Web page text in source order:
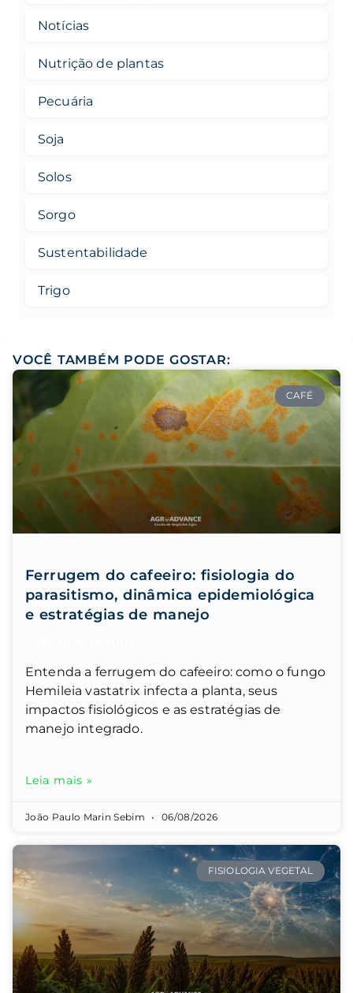
Notícias
Nutrição de plantas
Pecuária
Soja
Solos
Sorgo
Sustentabilidade
Trigo
VOCÊ TAMBÉM PODE GOSTAR:
CAFÉ
Ferrugem do cafeeiro: fisiologia do
parasitismo, dinâmica epidemiológica
e estratégias de manejo
Entenda a ferrugem do cafeeiro: como o fungo
Hemileia vastatrix infecta a planta, seus
impactos fisiológicos e as estratégias de
manejo integrado.
Leia mais »
João Paulo Marin Sebim 06/08/2026
FISIOLOGIA VEGETAL